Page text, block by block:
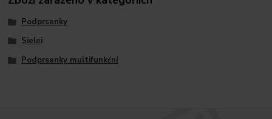
Podprsenky
Sielei
Podprsenky multifunkční